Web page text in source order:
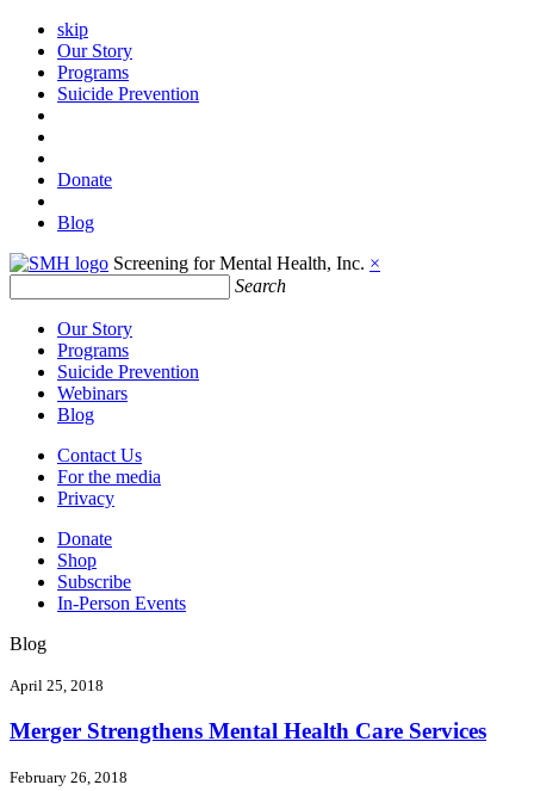
skip
Our Story
Programs
Suicide Prevention
Donate
Blog
Screening for Mental Health, Inc. ×
Search
Our Story
Programs
Suicide Prevention
Webinars
Blog
Contact Us
For the media
Privacy
Donate
Shop
Subscribe
In-Person Events
Blog
April 25, 2018
Merger Strengthens Mental Health Care Services
February 26, 2018